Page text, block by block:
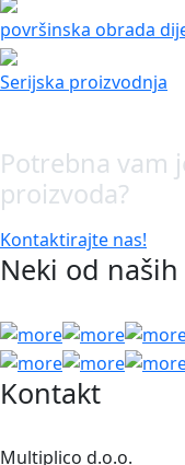
površinska obrada
Serijska proizvodnja
Potrebna vam
proizvoda?
Kontaktirajte nas!
Neki od
Kontakt
Multiplico d.o.o.